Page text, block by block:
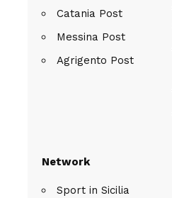
Catania Post
Messina Post
Agrigento Post
Network
Sport in Sicilia